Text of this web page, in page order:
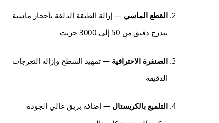
القطع الماسي — إزالة الطبقة التالفة بأحجار ماسية
بتدرج دقيق من 50 إلى 3000 جريت
الصنفرة الاحترافية — تمهيد السطح وإزالة التعرجات
الدقيقة
التلميع بالكريستال — إضافة بريق عالي الجودة